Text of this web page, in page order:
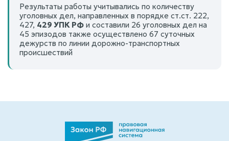
Результаты работы учитывались по количеству
уголовных дел, направленных в порядке ст.ст. 222,
427, 429 УПК РФ и составили 26 уголовных дел на
45 эпизодов также осуществлено 67 суточных
дежурств по линии дорожно-транспортных
происшествий